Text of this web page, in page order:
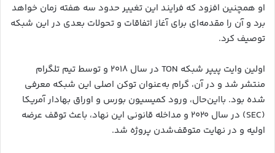
او همچنین افزود که فرایند این تغییر حدود سه هفته زمان خواهد
برد و آن را مقدمه‌ای برای آغاز اتفاقات و تحولات بعدی در این شبکه
توصیف کرد.
اولین وایت پیپر شبکه TON در سال ۲۰۱۸ و توسط تیم تلگرام
منتشر شد و در آن، گرام به‌عنوان توکن اصلی این شبکه معرفی
شده بود. بااین‌حال، ورود کمیسیون بورس و اوراق بهادار آمریکا
(SEC) در سال ۲۰۲۰ و مداخله قانونی این نهاد، باعث توقف عرضه
اولیه و در نهایت متوقف‌شدن پروژه شد.